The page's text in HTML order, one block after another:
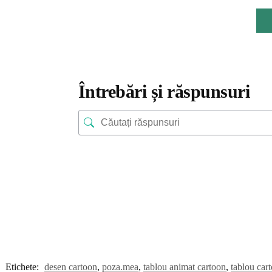
Întrebări și răspunsuri
Etichete: desen cartoon, poza.mea, tablou animat cartoon, tablou